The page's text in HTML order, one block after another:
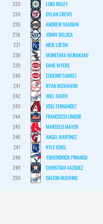
233
LUKE RALEY
234
DYLAN CREWS
235
ANDREW VAUGHN
236
JONNY DELUCA
237
NICK LOFTIN
238
MUNETAKA MURAKAMI
239
DANE MYERS
240
EUGENIO SUAREZ
241
RYAN MCMAHON
242
WILL SMITH
243
JOSE FERNANDEZ
244
FRANCISCO LINDOR
245
MARCELO MAYER
246
ANGEL MARTINEZ
247
KYLE ISBEL
248
YOHENDRICK PINANGO
249
CHRISTIAN VAZQUEZ
250
DALTON RUSHING